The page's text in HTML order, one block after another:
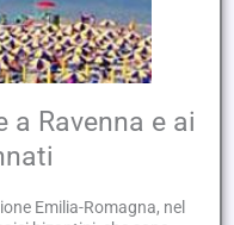
a Ravenna e ai
Emilia-Romagna, nel